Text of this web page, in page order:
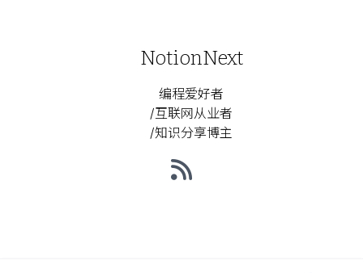
NotionNext
编程爱好者
/互联网从业者
/知识分享博主